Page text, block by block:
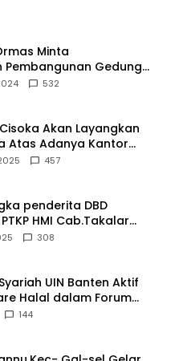
Minta
Gedung
Cisoka
532
Akan Layangkan
Atas Adanya Kantor
457
penderita DBD
HMI Cab.Takalar
308
UIN Banten Aktif
Halal dalam Forum
144